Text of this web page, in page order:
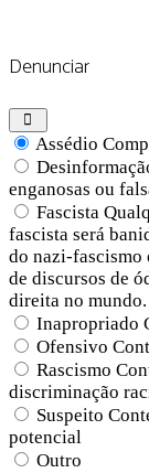
Denunciar
Assédio
enganosas ou
Fascista
fascista será
do nazi-fascismo
de discursos de
direita no mundo.
Inapropriado
Ofensivo
Rascismo
discriminação
Suspeito
potencial
Outro